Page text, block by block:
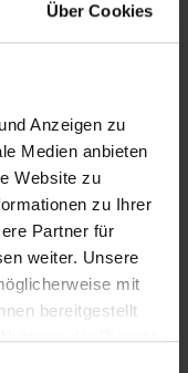
Über Cookies
Anzeigen zu
Medien anbieten
Website zu
zu Ihrer
Partner für
weiter. Unsere
mit
bereitgestellt
der Dienste
im kostenlosen
an der DHfPG)
Beruf.
an der DHfPG und
als Trainerin,